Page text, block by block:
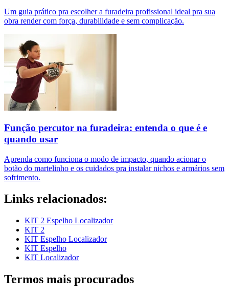
Um guia prático pra escolher a furadeira profissional ideal pra sua
obra render com força, durabilidade e sem complicação.
Função percutor na furadeira: entenda o que é e
quando usar
Aprenda como funciona o modo de impacto, quando acionar o
botão do martelinho e os cuidados pra instalar nichos e armários sem
sofrimento.
Links relacionados:
KIT 2 Espelho Localizador
KIT 2
KIT Espelho Localizador
KIT Espelho
KIT Localizador
Termos mais procurados